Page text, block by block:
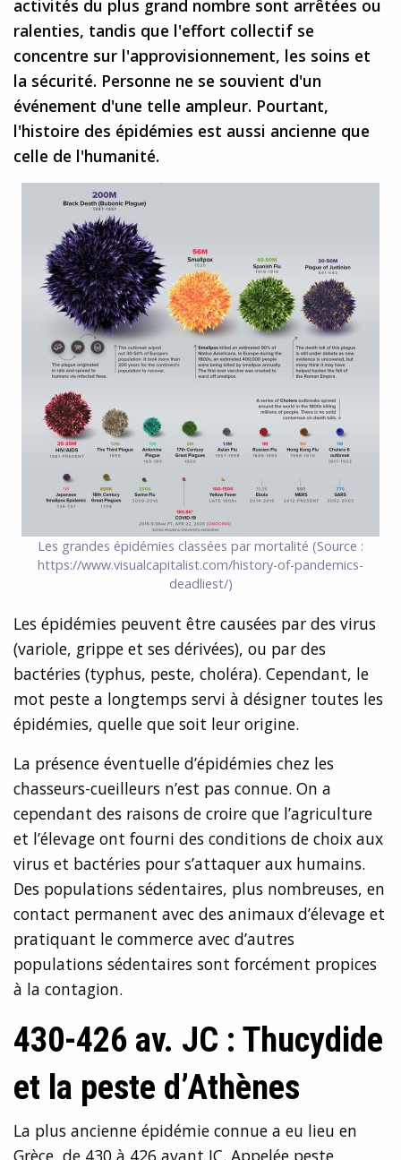
activités du plus grand nombre sont arrêtées ou
ralenties, tandis que l'effort collectif se
concentre sur l'approvisionnement, les soins et
la sécurité. Personne ne se souvient d'un
événement d'une telle ampleur. Pourtant,
l'histoire des épidémies est aussi ancienne que
celle de l'humanité.
Les grandes épidémies classées par mortalité (Source :
https://www.visualcapitalist.com/history-of-pandemics-
deadliest/)
Les épidémies peuvent être causées par des virus
(variole, grippe et ses dérivées), ou par des
bactéries (typhus, peste, choléra). Cependant, le
mot peste a longtemps servi à désigner toutes les
épidémies, quelle que soit leur origine.
La présence éventuelle d’épidémies chez les
chasseurs-cueilleurs n’est pas connue. On a
cependant des raisons de croire que l’agriculture
et l’élevage ont fourni des conditions de choix aux
virus et bactéries pour s’attaquer aux humains.
Des populations sédentaires, plus nombreuses, en
contact permanent avec des animaux d’élevage et
pratiquant le commerce avec d’autres
populations sédentaires sont forcément propices
à la contagion.
430-426 av. JC : Thucydide
et la peste d’Athènes
La plus ancienne épidémie connue a eu lieu en